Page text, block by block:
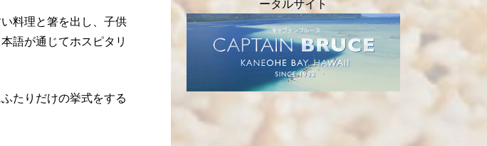
料理と箸を出し、子供
語が通じてホスピタリ
たりだけの挙式をする